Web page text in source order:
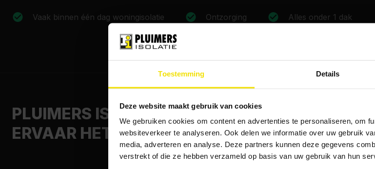
Toestemming Details
Deze website maakt gebruik van cookies
We gebruiken cookies om content en advertenties te personaliseren, om
websiteverkeer te analyseren. Ook delen we informatie over uw gebruik
media, adverteren en analyse. Deze partners kunnen deze gegevens
verstrekt of die ze hebben verzameld op basis van uw gebruik van hun
Vaak binnen één dag woningisolatie Ontzorging Alles onder 1 dak
PLUIMERS ISOLATIE,
ERVAAR HET VERSCHIL
Woningisolatie
Zakelijk isoleren
Ventileren